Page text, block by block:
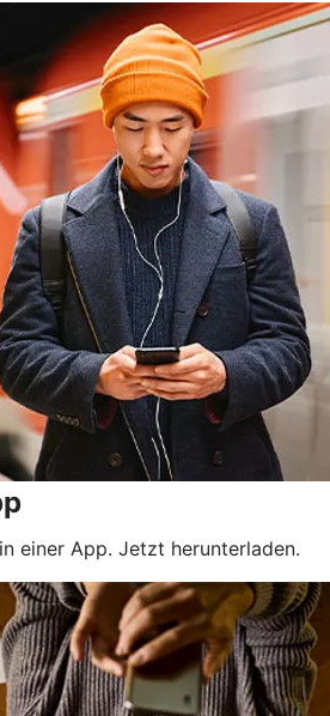
einer App. Jetzt herunterladen.